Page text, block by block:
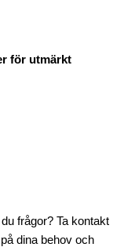
för utmärkt
frågor? Ta kontakt
dina behov och